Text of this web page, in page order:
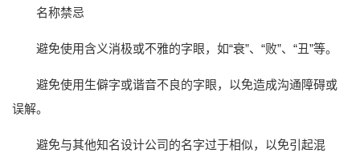
名称禁忌
避免使用含义消极或不雅的字眼，如“衰”、“败”、“丑”等。
避免使用生僻字或谐音不良的字眼，以免造成沟通障碍或
误解。
避免与其他知名设计公司的名字过于相似，以免引起混